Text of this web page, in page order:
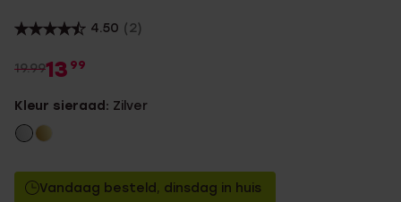
4.50 (2)
19.9913 99
Kleur sieraad: Zilver
Vandaag besteld, dinsdag in huis